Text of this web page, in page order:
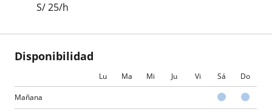
S/25/h
Disponibilidad
Lu Ma Mi Ju Vi Sá Do
Mañana